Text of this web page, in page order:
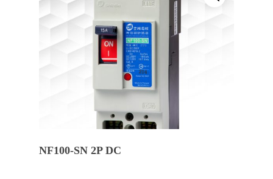
NF100-SN 2P DC